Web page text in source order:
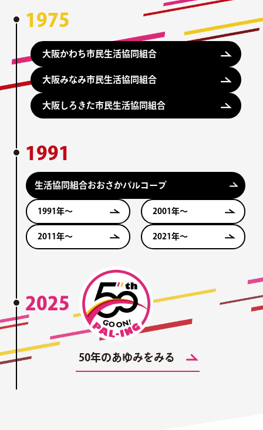
1975
大阪かわち市民生活協同組合
大阪みなみ市民生活協同組合
大阪しろきた市民生活協同組合
1991
生活協同組合おおさかパルコープ
1991年〜 2001年〜
2011年〜 2021年〜
2025
50年のあゆみをみる